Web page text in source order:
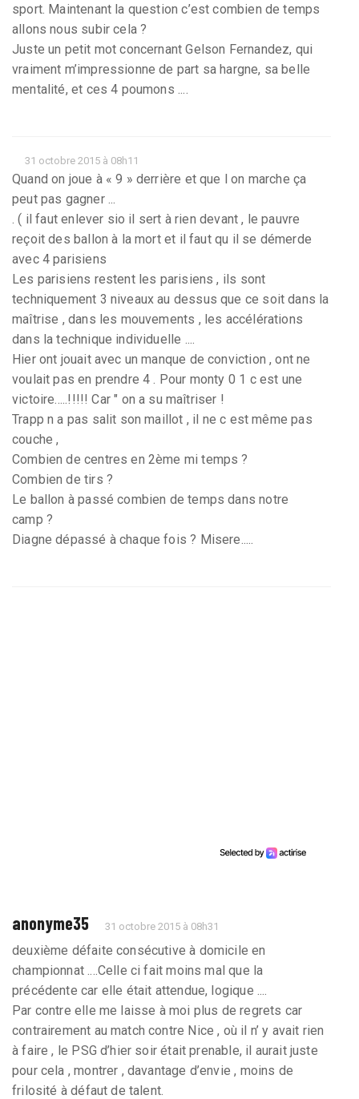
sport. Maintenant la question c’est combien de temps
allons nous subir cela ?
Juste un petit mot concernant Gelson Fernandez, qui
vraiment m’impressionne de part sa hargne, sa belle
mentalité, et ces 4 poumons ....
31 octobre 2015 à 08h11
Quand on joue à « 9 » derrière et que l on marche ça
peut pas gagner ...
. ( il faut enlever sio il sert à rien devant , le pauvre
reçoit des ballon à la mort et il faut qu il se démerde
avec 4 parisiens
Les parisiens restent les parisiens , ils sont
techniquement 3 niveaux au dessus que ce soit dans la
maîtrise , dans les mouvements , les accélérations
dans la technique individuelle ....
Hier ont jouait avec un manque de conviction , ont ne
voulait pas en prendre 4 . Pour monty 0 1 c est une
victoire.....!!!!! Car " on a su maîtriser !
Trapp n a pas salit son maillot , il ne c est même pas
couche ,
Combien de centres en 2ème mi temps ?
Combien de tirs ?
Le ballon à passé combien de temps dans notre
camp ?
Diagne dépassé à chaque fois ? Misere.....
anonyme35 31 octobre 2015 à 08h31
deuxième défaite consécutive à domicile en
championnat ....Celle ci fait moins mal que la
précédente car elle était attendue, logique ....
Par contre elle me laisse à moi plus de regrets car
contrairement au match contre Nice , où il n’ y avait rien
à faire , le PSG d’hier soir était prenable, il aurait juste
pour cela , montrer , davantage d’envie , moins de
frilosité à défaut de talent.